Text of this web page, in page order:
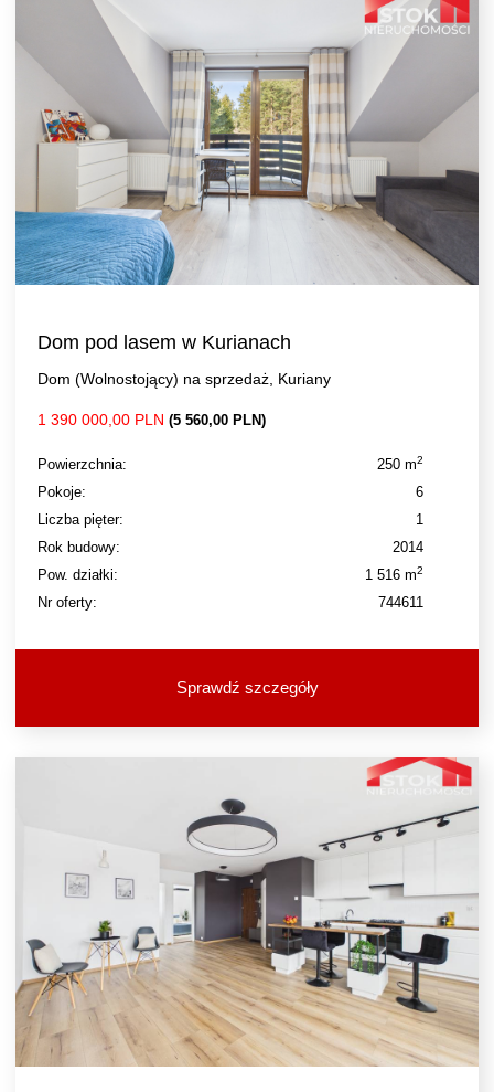
Dom pod lasem w Kurianach
Dom (Wolnostojący) na sprzedaż, Kuriany
1 390 000,00 PLN (5 560,00 PLN)
Powierzchnia: 250 m2
Pokoje:
6
Liczba pięter:
1
Rok budowy:
2014
Pow. działki:
1 516 m2
Nr oferty: 744611
Sprawdź szczegóły